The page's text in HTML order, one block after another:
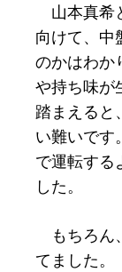
山本真希
向けて、中
のかはわか
や持ち味が
踏まえると
い難いです
で運転する
した。
もちろん
てました。